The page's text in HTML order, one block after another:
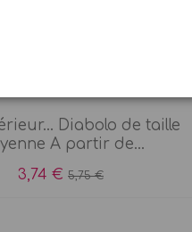
Diabolo de taille
A partir de...
3,74 € 5,75 €